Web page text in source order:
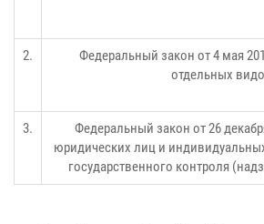
2.
Федеральный закон от 4 мая
отдельных
3.
Федеральный закон от 26
юридических лиц и
государственного контроля